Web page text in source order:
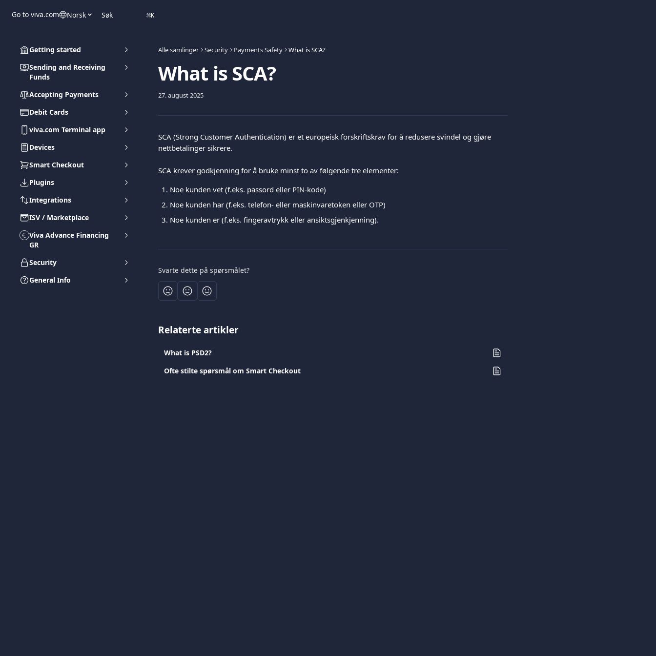
Go to viva.com Norsk Søk ⌘K
Getting started
Sending and Receiving
Funds
Accepting Payments
Debit Cards
viva.com Terminal app
Devices
Smart Checkout
Plugins
Integrations
ISV / Marketplace
Viva Advance Financing
GR
Security
General Info
Alle samlinger Security Payments Safety What is SCA?
What is SCA?
27. august 2025
SCA (Strong Customer Authentication) er et europeisk forskriftskrav for å redusere svindel og gjøre
nettbetalinger sikrere.
SCA krever godkjenning for å bruke minst to av følgende tre elementer:
Noe kunden vet (f.eks. passord eller PIN-kode)
Noe kunden har (f.eks. telefon- eller maskinvaretoken eller OTP)
Noe kunden er (f.eks. fingeravtrykk eller ansiktsgjenkjenning).
Svarte dette på spørsmålet?
Relaterte artikler
What is PSD2?
Ofte stilte spørsmål om Smart Checkout